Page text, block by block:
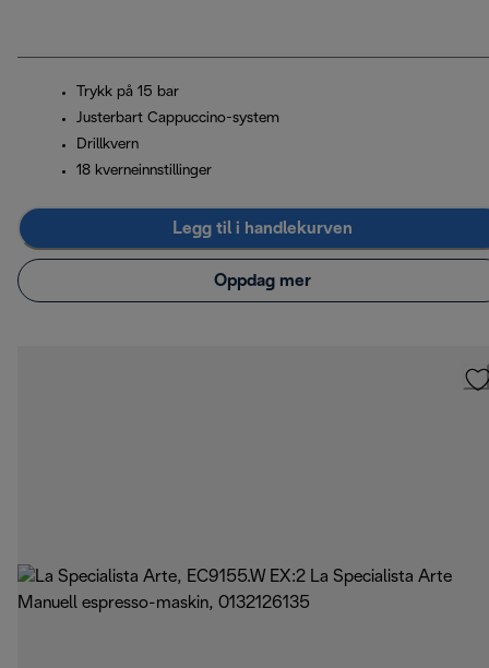
Trykk på 15 bar
Justerbart Cappuccino-system
Drillkvern
18 kverneinnstillinger
Legg til i handlekurven
Oppdag mer